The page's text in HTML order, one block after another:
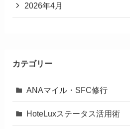
2026年4月
カテゴリー
ANAマイル・SFC修行
HoteLuxステータス活用術